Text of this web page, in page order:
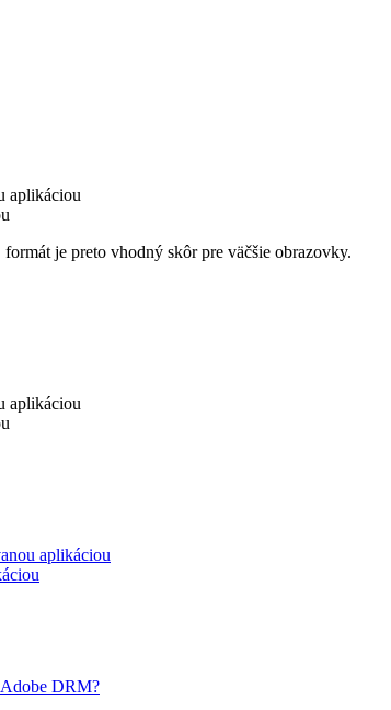
aplikáciou
je preto vhodný skôr pre väčšie obrazovky.
aplikáciou
aplikáciou
DRM?